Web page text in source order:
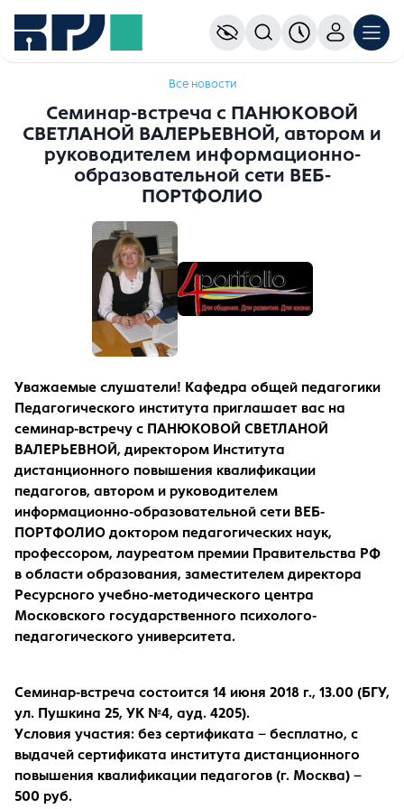
Все новости
Семинар-встреча с ПАНЮКОВОЙ
СВЕТЛАНОЙ ВАЛЕРЬЕВНОЙ, автором и
руководителем информационно-
образовательной сети ВЕБ-
ПОРТФОЛИО
Уважаемые слушатели! Кафедра общей педагогики
Педагогического института приглашает вас на
семинар-встречу с ПАНЮКОВОЙ СВЕТЛАНОЙ
ВАЛЕРЬЕВНОЙ, директором Института
дистанционного повышения квалификации
педагогов, автором и руководителем
информационно-образовательной сети ВЕБ-
ПОРТФОЛИО доктором педагогических наук,
профессором, лауреатом премии Правительства РФ
в области образования, заместителем директора
Ресурсного учебно-методического центра
Московского государственного психолого-
педагогического университета.
Семинар-встреча состоится 14 июня 2018 г., 13.00 (БГУ,
ул. Пушкина 25, УК №4, ауд. 4205).
Условия участия: без сертификата – бесплатно, с
выдачей сертификата института дистанционного
повышения квалификации педагогов (г. Москва) –
500 руб.